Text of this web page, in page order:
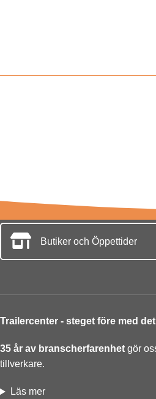
Butiker och Öppettider
Trailercenter - steget före med
35 år av branscherfarenhet gör
tillverkare.
Läs mer